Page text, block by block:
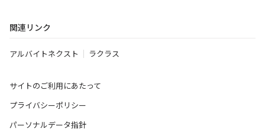
関連リンク
アルバイトネクスト ラクラス
サイトのご利用にあたって
プライバシーポリシー
パーソナルデータ指針